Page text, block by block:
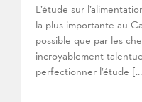
L’étude sur
la plus importante au
possible que par les
incroyablement
perfectionner l’étude